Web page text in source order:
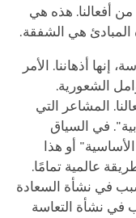
أفعالنا. هذه هي
المبادئ هي الشفقة.
أذهاننا. الأمر
الشعورية.
المشاعر التي
في السياق
أو هذا
عالمية تمامًا.
في نشأة السعادة
في نشأة التعاسة